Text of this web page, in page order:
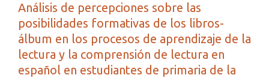
Análisis de percepciones sobre las
posibilidades formativas de los libros-
álbum en los procesos de aprendizaje de la
lectura y la comprensión de lectura en
español en estudiantes de primaria de la